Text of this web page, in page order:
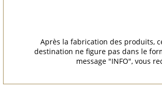
Après la fabrication des produits,
destination ne figure pas dans le
message "INFO", vous